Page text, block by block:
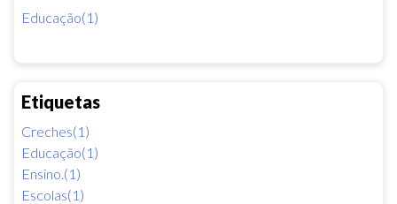
Educação(1)
Etiquetas
Creches(1)
Educação(1)
Ensino.(1)
Escolas(1)